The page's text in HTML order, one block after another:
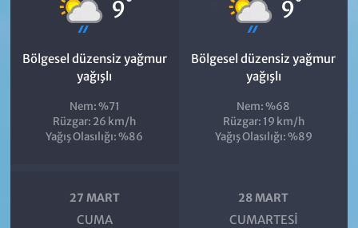
9
Bölgesel düzensiz yağmur
yağışlı
Nem: %71
Rüzgar: 26 km/h
Yağış Olasılığı: %86
9
Bölgesel düzensiz yağmur
yağışlı
Nem: %68
Rüzgar: 19 km/h
Yağış Olasılığı: %89
27 MART
CUMA
28 MART
CUMARTESI